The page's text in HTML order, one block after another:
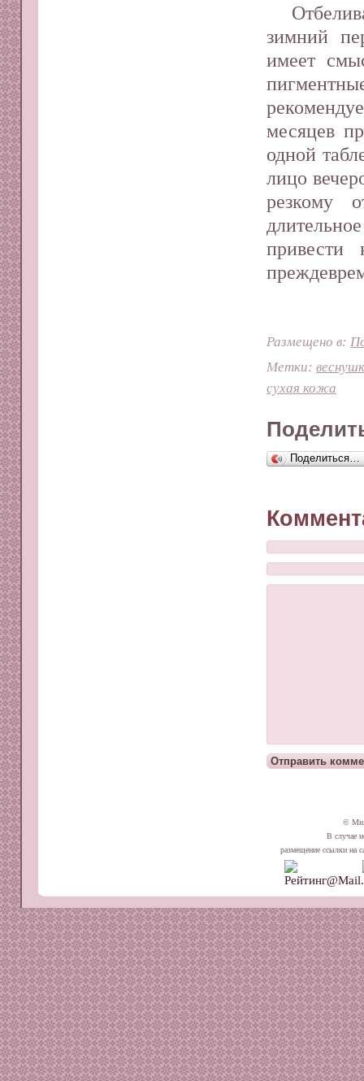
зимний
имеет
месяцев
одной
лицо
резкому
Размещено в:
Метки:
сухая кожа
Поделиться…
©
В случае
размещение ссылки на